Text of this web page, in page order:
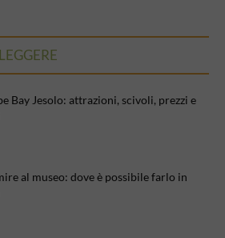
Bay Jesolo: attrazioni, scivoli, prezzi e
al museo: dove è possibile farlo in